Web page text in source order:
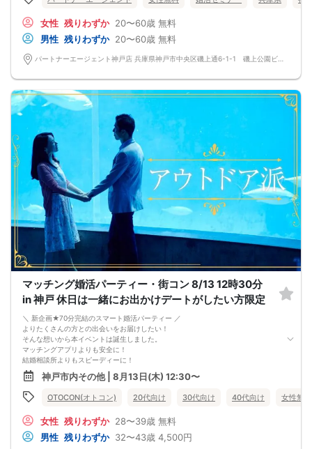
・結婚相談所の仕組み・料金・サポート内容のご説明
・他の婚活手段との違いのご案内
を行います。
※婚活パーティーやグループセミナーではありません。
※婚活を真剣に考えている方向けの内容です。
「1年以内に結婚を目指したい」「効率よく婚活したい」とお考えの方におすすめ
△注意事項△
※本相談会は、結婚相談所サービスのご説明と婚活相談を目的とした個別面談形式
です。
※カップリングやマッチングを行うイベントではありません。
※オミカレでのご予約には本人確認が必要です。
女性 残りわずか 20〜60歳 無料
男性 残りわずか 20〜60歳 無料
マッチング婚活パーティー・街コン 8/13 12時30分
in 神戸 休日は一緒にお出かけデートがしたい方限定
＼ 新企画★70分完結のスマート婚活パーティー ／
よりたくさんの方との出会いをお届けしたい！
そんな想いから本イベントは誕生しました。
マッチングアプリよりも安全に！
結婚相談所よりもスピーディーに！
さらに、今までのパーティーよりもリーズナブルに！
この機会にぜひ、ご参加くださいませ♪
-------------------------------------------------------
婚活パーティーの流れ
15分前から受付です。
↓
・プロフィールカード記入
神戸市内その他 | 8月13日(木) 12:30〜
OTOCON(オトコン) 20代向け 30代向け 40代向け 女性無料
女性 残りわずか 28〜39歳 無料
男性 残りわずか 32〜43歳 4,500円